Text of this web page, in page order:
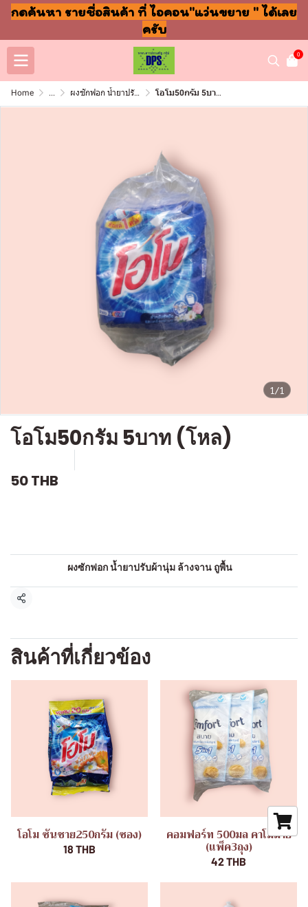
กดค้นหา รายชื่อสินค้า ที่ ไอคอน"แว่นขยาย " ได้เลย
ครับ
0
Home ... ผงซักฟอก น้ำยาปรับผ้านุ่ม ล้างจาน ถูพื้น โอโม50กรัม 5บาท (โหล)
1/1
โอโม50กรัม 5บาท (โหล)
50 THB
ผงซักฟอก น้ำยาปรับผ้านุ่ม ล้างจาน ถูพื้น
แชร์
สินค้าที่เกี่ยวข้อง
โอโม ซันชาย250กรัม (ซอง)
18 THB
คอมฟอร์ท 500มล คาโมมาย
(แพ็ค3ถุง)
42 THB